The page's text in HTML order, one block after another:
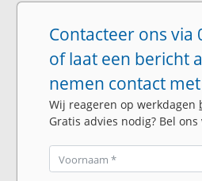
Contacteer ons via
of laat een bericht
nemen contact
Wij reageren op werkdagen
Gratis advies nodig? Bel